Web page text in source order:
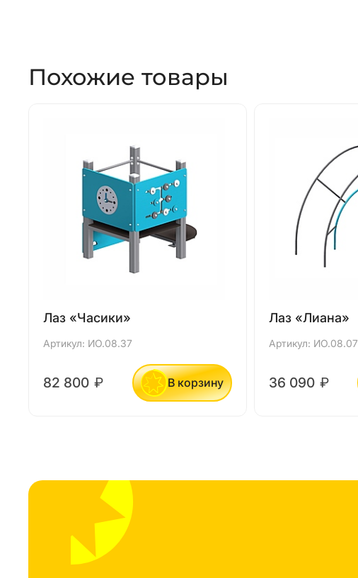
Похожие товары
Лаз «Часики»
Артикул: ИО.08.37
82 800 ₽ В корзину
Лаз «Лиана»
Артикул: ИО.08.07
36 090 ₽